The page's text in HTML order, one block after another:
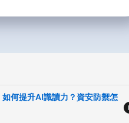
私訊我們唷！
同步上線！記得
何提升AI識讀力？資安防禦怎